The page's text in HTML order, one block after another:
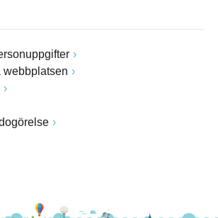
webbplatsen